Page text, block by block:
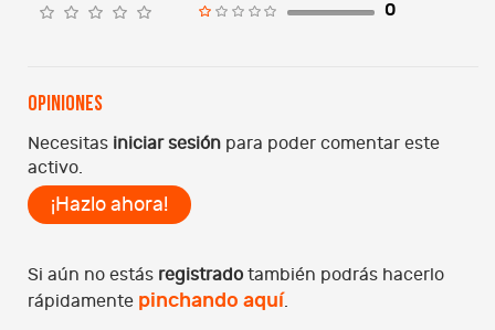
0
Opiniones
Necesitas iniciar sesión para poder comentar este
activo.
¡Hazlo ahora!
Si aún no estás registrado también podrás hacerlo
rápidamente pinchando aquí.